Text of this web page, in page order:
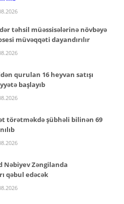
təhsil müəssisələrinə növbəyə
müvəqqəti dayandırılır
qurulan 16 heyvan satışı
başlayıb
törətməkdə şübhəli bilinən 69
Nəbiyev Zəngilanda
qəbul edəcək